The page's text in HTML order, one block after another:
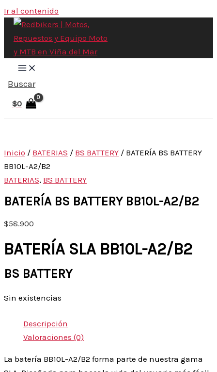
Ir al contenido
Buscar
$0
Inicio / BATERIAS / BS BATTERY / BATERÍA BS BATTERY
BB10L-A2/B2
BATERIAS, BS BATTERY
BATERÍA BS BATTERY BB10L-A2/B2
$58.900
BATERÍA SLA BB10L-A2/B2
BS BATTERY
Sin existencias
Descripción
Valoraciones (0)
La batería BB10L-A2/B2 forma parte de nuestra gama